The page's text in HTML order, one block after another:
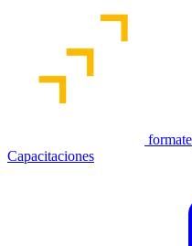
Capacitaciones